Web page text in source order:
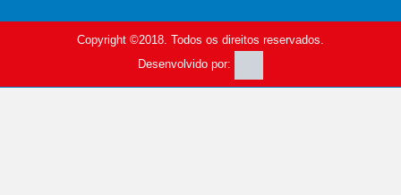
Copyright ©2018. Todos os direitos reservados.
Desenvolvido por: